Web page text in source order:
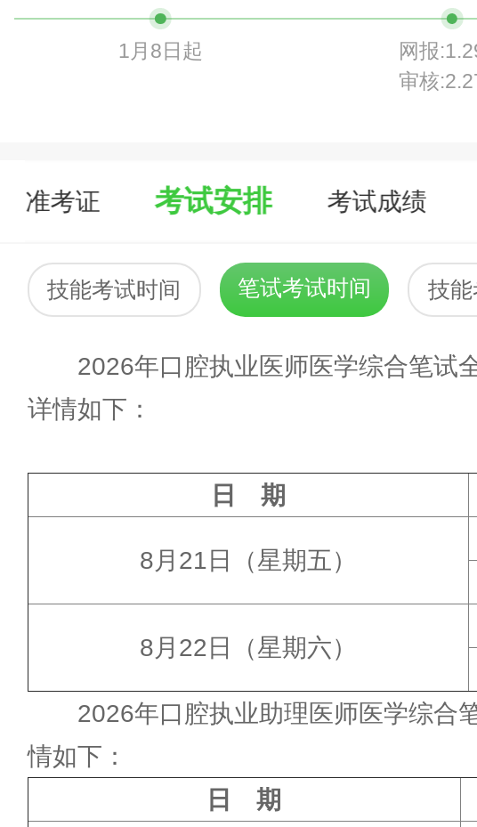
1月8日起
网报
审核
准考证 考试安排 考试成绩
技能考试时间 笔试考试时间 技
2026年口腔执业医师医学综合笔试全
详情如下：
日 期
8月21日（星期五）
8月22日（星期六）
2026年口腔执业助理医师医学综合笔
情如下：
日 期